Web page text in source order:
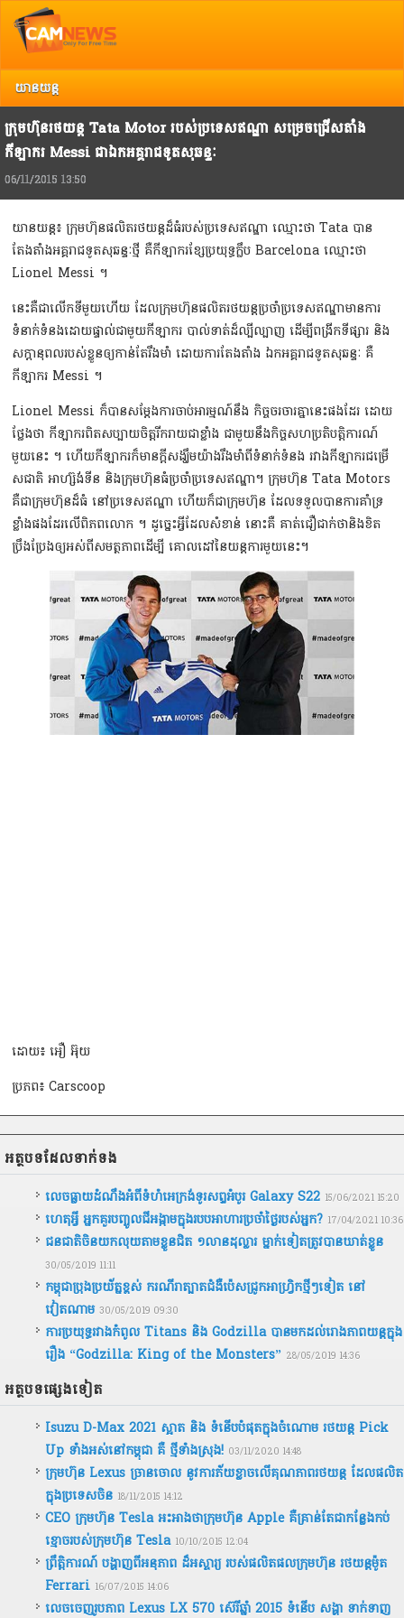
យានយន្ត
ក្រុមហ៊ុនរថយន្ដ Tata Motor របស់ប្រទេសឥណ្ឌា សម្រេចជ្រើសតាំង
កីឡាករ Messi ជាឯកអគ្គរាជទូតសុឆន្ទៈ
06/11/2015 13:50
យានយន្ដ៖ ក្រុមហ៊ុនផលិតរថយន្ដដ៏ធំរបស់ប្រទេសឥណ្ឌា ឈ្មោះថា Tata បាន
តែងតាំងអគ្គរាជទូតសុឆន្ទៈថ្មី គឺកីឡាករខ្សែប្រយុទ្ធក្លឹប Barcelona ឈ្មោះថា
Lionel Messi ។
នេះគឺជាលើកទីមួយហើយ ដែលក្រុមហ៊ុនផលិតរថយន្ដប្រចាំប្រទេសឥណ្ឌាមានការ
ទំនាក់ទំនងដោយផ្ទាល់​ជាមួយកីឡាករ បាល់ទាត់ដ៏ល្បីល្បាញ ដើម្បីពង្រីកទីផ្សារ និង
សក្ដានុពលរបស់ខ្លួនឲ្យកាន់តែរឹងមាំ ដោយ​​ការតែងតាំង ឯកអគ្គរាជទូតសុឆន្ទៈ គឺ
កីឡាករ Messi ។
Lionel Messi ក៏បានសម្ដែងការចាប់អារម្មណ៍នឹង កិច្ចចរចារគ្នានេះផងដែរ​ ដោយ
ថ្លែងថា កីឡាករពិតសប្បាយ​ចិត្ដរីករាយជាខ្លាំង ជាមួយនឹងកិច្ចសហប្រតិបត្តិការណ៍
មួយនេះ ។ ហើយកីឡាករក៏មានក្ដីសង្ឃឹមយ៉ាងរឹងមាំពីទំនាក់ទំនង រវាងកីឡាករជម្រើ
សជាតិ អាហ្ស៊ង់ទីន និងក្រុមហ៊ុនធំប្រចាំប្រទេសឥណ្ឌា។ ក្រុមហ៊ុន Tata Motors
គឺជាក្រុមហ៊ុនដ៏ធំ នៅប្រទេសឥណ្ឌា ហើយក៏ជាក្រុមហ៊ុន ដែលទទួលបានការគាំទ្រ
ខ្លាំង​ផងដែរ​លើពិភពលោក ។ ដូច្នេះអ្វីដែលសំខាន់​ នោះគឺ គាត់ជឿជាក់ថានិងខិត
ប្រឹងប្រែងឲ្យអស់ពីសមត្ថភាព​ដើម្បី គោលដៅនៃយន្ដការមួយនេះ។
ដោយ៖ អឿ អ៊ុយ
ប្រភព៖ Carscoop
អត្ថបទ​ដែល​ទាក់ទង
លេចធ្លាយដំណឹងអំពីទំហំអេក្រង់ទូរសព្ទអំបូរ Galaxy S22 15/06/2021 15:20
ហេតុអ្វី អ្នកគួរបញ្ចូលជីអង្កាមក្នុងរបបអាហារប្រចាំថ្ងៃរបស់អ្នក? 17/04/2021 10:36
ជនជាតិ​ចិន​យក​លុយ​តាម​ខ្លួន​ជិត​ ​១លាន​ដុល្លារ​ ​ម្នាក់ទៀត​ត្រូវ​បាន​ឃាត់ខ្លួន
30/05/2019 11:11
កម្ពុជា​ប្រុងប្រយ័ត្ន​ខ្ពស់ ​ករណី​រា​ត្បាត​ជំងឺ​ប៉េស​ជ្រូក​អាហ្វ្រិកថ្មីៗទៀត នៅ​
វៀតណាម 30/05/2019 09:30
ការប្រយុទ្ធរវាងកំពូល Titans និង Godzilla បានមកដល់រោងភាពយន្តក្នុង
រឿង “Godzilla: King of the Monsters” 28/05/2019 14:36
អត្ថបទ​ផ្សេងទៀត
Isuzu D-Max 2021 ស្អាត និង ទំនើបបំផុតក្នុងចំណោម រថយន្ត Pick
Up ទាំងអស់នៅកម្ពុជា គឺ ថ្មីទាំងស្រុង! 03/11/2020 14:48
ក្រុមហ៊ុន Lexus ច្រានចោល នូវការភ័យខ្លាចលើ​គុណភាពរថយន្ដ ដែលផលិត
ក្នុងប្រទេសចិន 18/11/2015 14:12
CEO ក្រុមហ៊ុន Tesla អះអាងថាក្រុមហ៊ុន Apple គឺគ្រាន់តែជាកន្លែងកប់
ខ្មោចរបស់ក្រុមហ៊ុន Tesla 10/10/2015 12:04
ព្រឹត្ដិការណ៍ បង្ហាញពីអនុភាព ដ៏អស្ចារ្យ របស់ផលិតផលក្រុមហ៊ុន រថយន្ដម៉ូត
Ferrari 16/07/2015 14:06
លេចចេញរូបភាព Lexus LX 570 ស៊េរីឆ្នាំ 2015 ទំនើប សង្ហា ទាក់ទាញ​
រាល់ការរិះគន់ កែលំអ បញ្ចេញយោបល់ អ្នកអាចទាក់ទង Camnews តាមរយៈ Email: